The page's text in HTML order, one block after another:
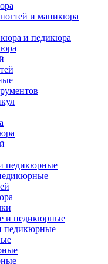
и маникюра
и педикюра